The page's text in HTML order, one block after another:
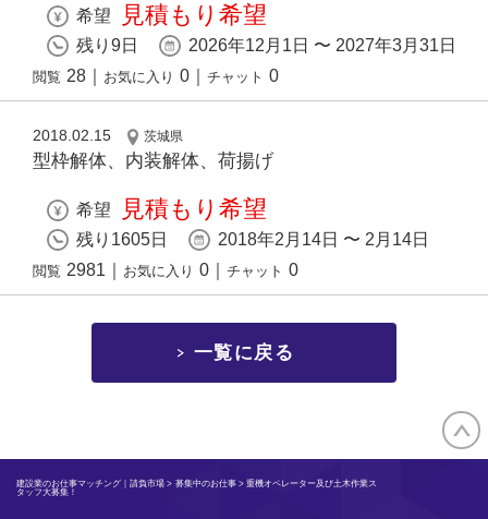
希望 見積もり希望
残り9日 2026年12月1日 〜 2027年3月31日
閲覧 28 お気に入り 0 チャット 0
2018.02.15 茨城県
型枠解体、内装解体、荷揚げ
希望 見積もり希望
残り1605日 2018年2月14日 〜 2月14日
閲覧 2981 お気に入り 0 チャット 0
一覧に戻る
建設業のお仕事マッチング｜請負市場 > 募集中のお仕事> 重機オペレーター及び土木作業ス
タッフ大募集！